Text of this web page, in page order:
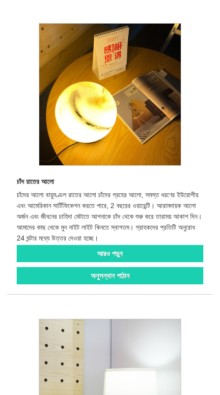
চাঁদ রাতের আলো
চাঁদের আলো বায়ুমণ্ডল রাতের আলো চাঁদের গ্রহের আলো, সমস্ত ধরণের ইউরোপীয়
এবং আমেরিকান সার্টিফিকেশন করতে পারে, 2 বছরের ওয়ারেন্টি। আরামদায়ক আলো
অর্জন এবং জীবনের চাহিদা মেটাতে আপনাকে চাঁদ থেকে শুরু করে তারাময় আকাশ দিন।
আমাদের কাছ থেকে মুন নাইট লাইট কিনতে স্বাগতম। গ্রাহকদের প্রতিটি অনুরোধ
24 ঘন্টার মধ্যে উত্তর দেওয়া হচ্ছে।
আরও পড়ুন
অনুসন্ধান পাঠান